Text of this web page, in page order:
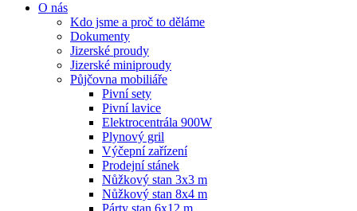
O nás
Kdo jsme a proč to děláme
Dokumenty
Jizerské proudy
Jizerské miniproudy
Půjčovna mobiliáře
Pivní sety
Pivní lavice
Elektrocentrála 900W
Plynový gril
Výčepní zařízení
Prodejní stánek
Nůžkový stan 3x3 m
Nůžkový stan 8x4 m
Párty stan 6x12 m